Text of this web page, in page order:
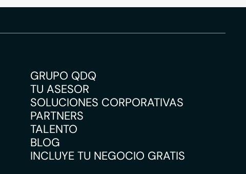
GRUPO QDQ
TU ASESOR
SOLUCIONES CORPORATIVAS
PARTNERS
TALENTO
BLOG
INCLUYE TU NEGOCIO GRATIS